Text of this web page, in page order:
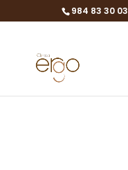
984 83 30 03